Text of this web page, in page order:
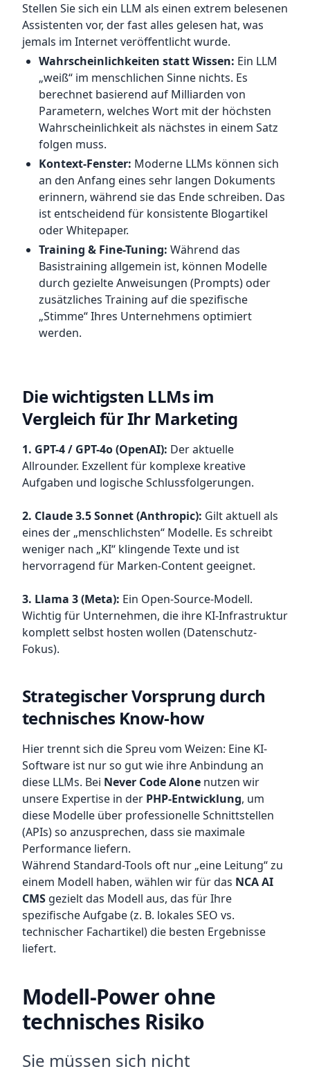
Stellen Sie sich ein LLM als einen extrem belesenen
Assistenten vor, der fast alles gelesen hat, was
jemals im Internet veröffentlicht wurde.
Wahrscheinlichkeiten statt Wissen: Ein LLM
„weiß“ im menschlichen Sinne nichts. Es
berechnet basierend auf Milliarden von
Parametern, welches Wort mit der höchsten
Wahrscheinlichkeit als nächstes in einem Satz
folgen muss.
Kontext-Fenster: Moderne LLMs können sich
an den Anfang eines sehr langen Dokuments
erinnern, während sie das Ende schreiben. Das
ist entscheidend für konsistente Blogartikel
oder Whitepaper.
Training & Fine-Tuning: Während das
Basistraining allgemein ist, können Modelle
durch gezielte Anweisungen (Prompts) oder
zusätzliches Training auf die spezifische
„Stimme“ Ihres Unternehmens optimiert
werden.
Die wichtigsten LLMs im
Vergleich für Ihr Marketing
1. GPT-4 / GPT-4o (OpenAI): Der aktuelle
Allrounder. Exzellent für komplexe kreative
Aufgaben und logische Schlussfolgerungen.
2. Claude 3.5 Sonnet (Anthropic): Gilt aktuell als
eines der „menschlichsten“ Modelle. Es schreibt
weniger nach „KI“ klingende Texte und ist
hervorragend für Marken-Content geeignet.
3. Llama 3 (Meta): Ein Open-Source-Modell.
Wichtig für Unternehmen, die ihre KI-Infrastruktur
komplett selbst hosten wollen (Datenschutz-
Fokus).
Strategischer Vorsprung durch
technisches Know-how
Hier trennt sich die Spreu vom Weizen: Eine KI-
Software ist nur so gut wie ihre Anbindung an
diese LLMs. Bei Never Code Alone nutzen wir
unsere Expertise in der PHP-Entwicklung, um
diese Modelle über professionelle Schnittstellen
(APIs) so anzusprechen, dass sie maximale
Performance liefern.
Während Standard-Tools oft nur „eine Leitung“ zu
einem Modell haben, wählen wir für das NCA AI
CMS gezielt das Modell aus, das für Ihre
spezifische Aufgabe (z. B. lokales SEO vs.
technischer Fachartikel) die besten Ergebnisse
liefert.
Modell-Power ohne
technisches Risiko
Sie müssen sich nicht